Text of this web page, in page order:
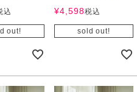
込
out!
¥4,598税込
sold out!